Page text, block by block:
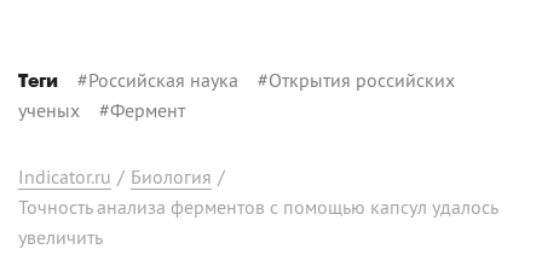
Теги #Российская наука #Открытия российских
ученых #Фермент
Indicator.ru / Биология /
Точность анализа ферментов с помощью капсул удалось
увеличить